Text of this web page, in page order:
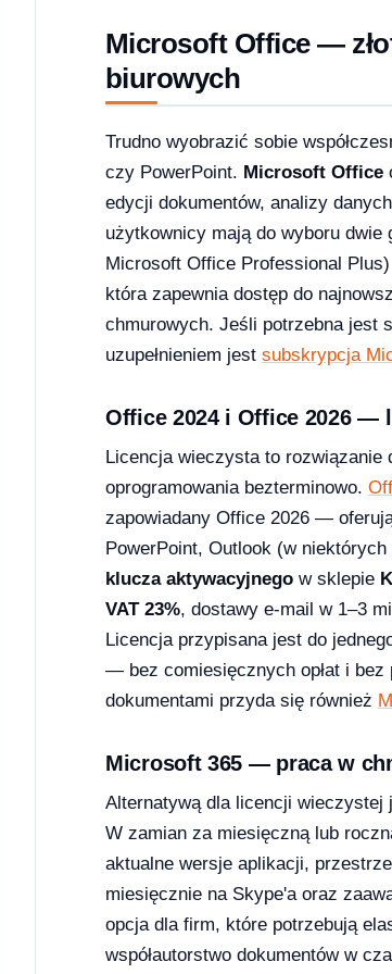
Office — porównanie 6 pakietów w 2026
I RANKINGI
11 Pro – porównanie wersji systemów operacyjny
— aktywacja przez telefon krok po kroku [2026]
2026 — co musi wiedzieć dział IT i księgowość
365 o 13-33% od lipca 2026 — co to oznacza dla Twojej
Microsoft Office —
biurowych
Trudno wyobrazić sobie
czy PowerPoint. Microsoft Office
edycji dokumentów, analizy
użytkownicy mają do wyboru dwie
Microsoft Office Professional
która zapewnia dostęp do
chmurowych. Jeśli potrzebna jest
uzupełnieniem jest subskrypcja
Office 2024 i Office 2026 —
Licencja wieczysta to
oprogramowania bezterminowo.
zapowiadany Office 2026 —
PowerPoint, Outlook (w
klucza aktywacyjnego w sklepie
VAT 23%, dostawy e-mail w 1–3
Licencja przypisana jest do
— bez comiesięcznych opłat i
dokumentami przyda się również
Microsoft 365 — praca w
Alternatywą dla licencji wieczystej
W zamian za miesięczną lub
aktualne wersje aplikacji,
miesięcznie na Skype'a oraz
opcja dla firm, które potrzebują
współautorstwo dokumentów w